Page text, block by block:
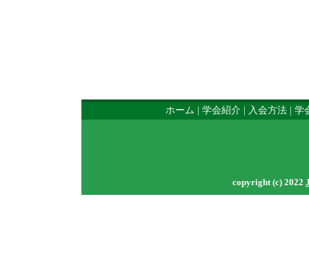
ホーム 学会紹介 入会方法 学
copyright (c) 2022